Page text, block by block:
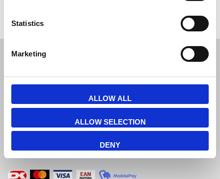
Statistics
Marketing
ALLOW ALL
ALLOW SELECTION
DENY
JL Gruppen Salg/Display ApS
info@displayshop.dk
CVR-nr: 15 77 42 82